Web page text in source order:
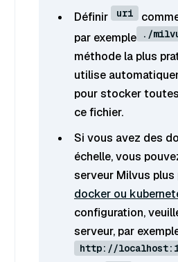
Définir uri
par exemple
./
méthode la plus
utilise
pour stocker
ce fichier.
Si vous avez des
échelle, vous
serveur Milvus
docker ou
configuration,
serveur, par
http://